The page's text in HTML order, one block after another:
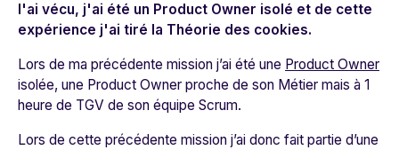
l'ai vécu, j'ai été un Product Owner isolé et de cette
expérience j'ai tiré la Théorie des cookies.
Lors de ma précédente mission j’ai été une Product Owner
isolée, une Product Owner proche de son Métier mais à 1
heure de TGV de son équipe Scrum.
Lors de cette précédente mission j’ai donc fait partie d’une